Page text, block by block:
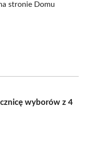
stronie Domu
wyborów z 4